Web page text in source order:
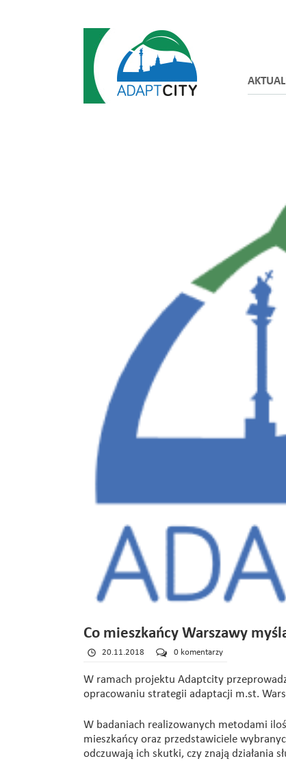
Co mieszkańcy Warszawy
20.11.2018 0 komentarzy
W ramach projektu Adaptcity
opracowaniu strategii adaptacji m.st.
W badaniach realizowanych metodami
mieszkańcy oraz przedstawiciele
odczuwają ich skutki, czy znają działania